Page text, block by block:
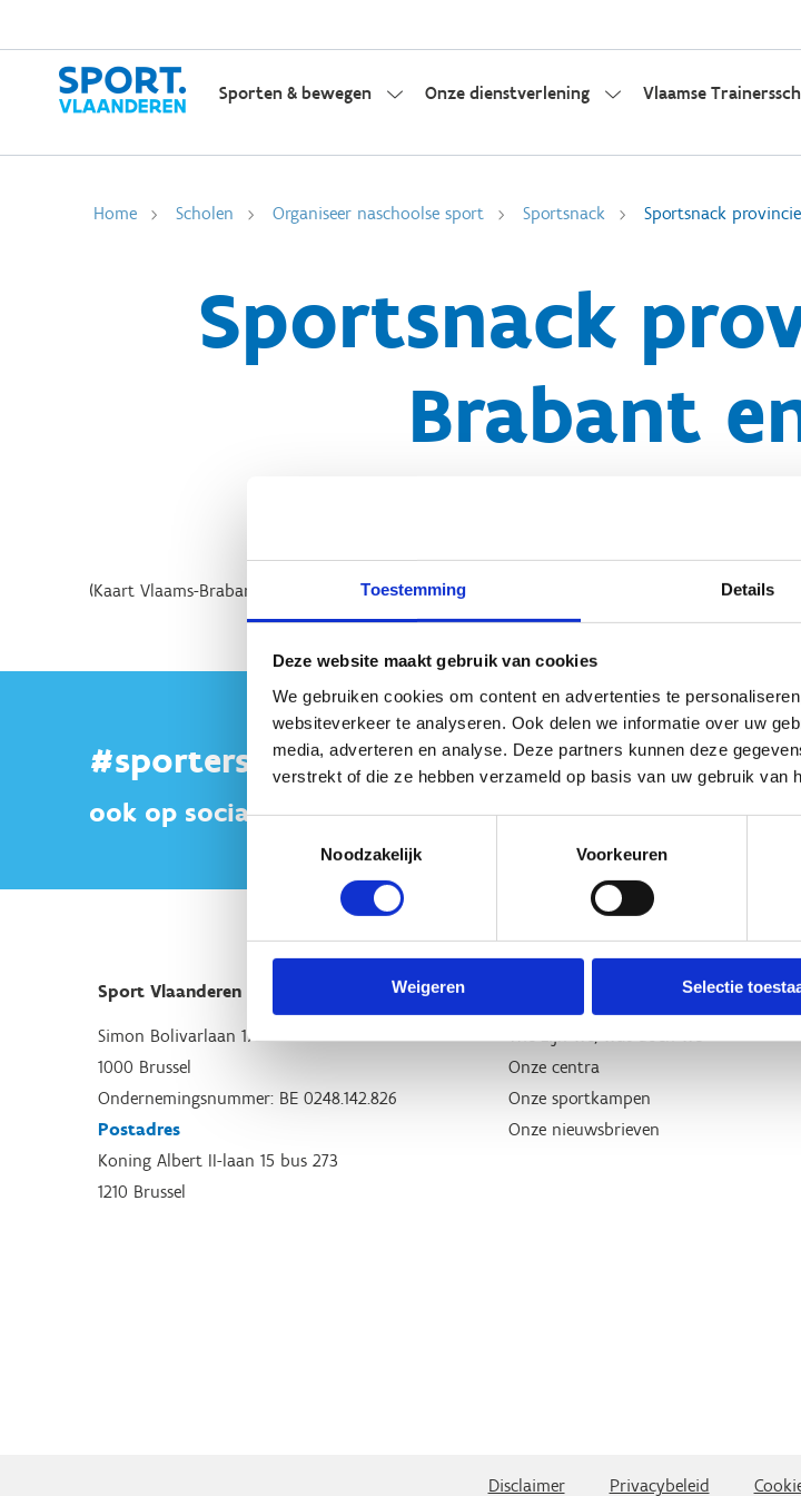
Toestemming Details
Deze website maakt gebruik van cookies
We gebruiken cookies om content en advertenties te
websiteverkeer te analyseren. Ook delen we informatie over uw
media, adverteren en analyse. Deze partners kunnen deze
verstrekt of die ze hebben verzameld op basis van uw gebruik van
Toestemmingsselectie
Noodzakelijk
Voorkeuren
Weigeren Selectie
Sporten & bewegen Onze dienstverlening Vlaamse
Home Scholen Organiseer naschoolse sport Sportsnack Sportsnack
Sportsnack
Brabant
(Kaart Vlaams-Brabant en Brussel toevoegen)
#sportersbelevenmeer
ook op sociale media
Sport Vlaanderen Hoofdzetel
Simon Bolivarlaan 17
1000 Brussel
Ondernemingsnummer: BE 0248.142.826
Postadres
Koning Albert II-laan 15 bus 273
1210 Brussel
Wie zijn we, wat doen we
Onze centra
Onze sportkampen
Onze nieuwsbrieven
Disclaimer Privacybeleid